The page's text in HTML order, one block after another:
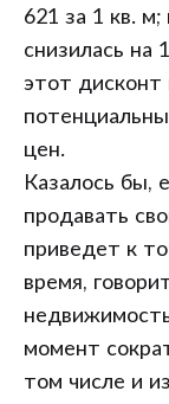
621 за 1 кв.
снизилась на
этот дисконт
цен.
Казалось бы,
продавать
приведет к
время,
момент
том числе и